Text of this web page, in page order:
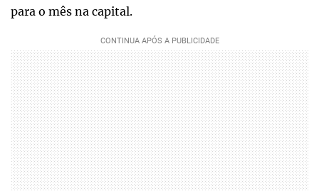
para o mês na capital.